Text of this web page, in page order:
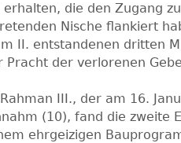
erhalten, die den Zugang
Nische flankiert
II. entstandenen dritten
Pracht der verlorenen
III., der am 16.
(10), fand die zweite
ehrgeizigen